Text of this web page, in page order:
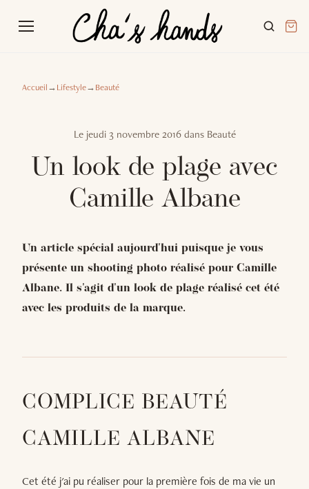
Accueil→Lifestyle→Beauté
Le jeudi 3 novembre 2016dans Beauté
Un look de plage avec
Camille Albane
Un article spécial aujourd'hui puisque je vous
présente un shooting photo réalisé pour Camille
Albane. Il s'agit d'un look de plage réalisé cet été
avec les produits de la marque.
COMPLICE BEAUTÉ
CAMILLE ALBANE
Cet été j'ai pu réaliser pour la première fois de ma vie un